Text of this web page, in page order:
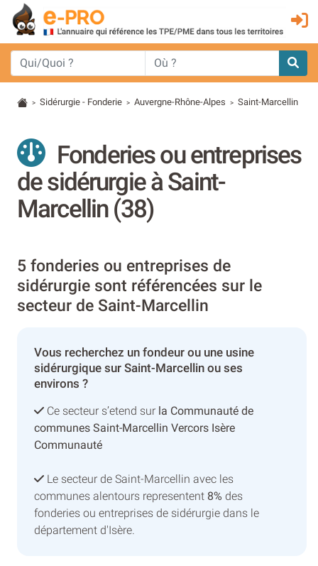
> Sidérurgie - Fonderie > Auvergne-Rhône-Alpes > Saint-Marcellin
Fonderies ou entreprises
de sidérurgie à Saint-
Marcellin (38)
5 fonderies ou entreprises de
sidérurgie sont référencées sur le
secteur de Saint-Marcellin
Vous recherchez un fondeur ou une usine
sidérurgique sur Saint-Marcellin ou ses
environs ?
Ce secteur s’etend sur la Communauté de
communes Saint-Marcellin Vercors Isère
Communauté
Le secteur de Saint-Marcellin avec les
communes alentours representent 8% des
fonderies ou entreprises de sidérurgie dans le
département d'Isère.